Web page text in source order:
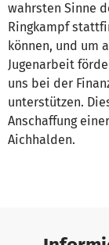
wahrsten Sinne
Ringkampf
können, und um
Jugenarbeit
uns bei der
unterstützen.
Anschaffung
Aichhalden.